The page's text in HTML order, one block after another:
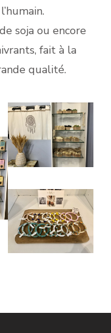
soja ou encore
fait à la
qualité.